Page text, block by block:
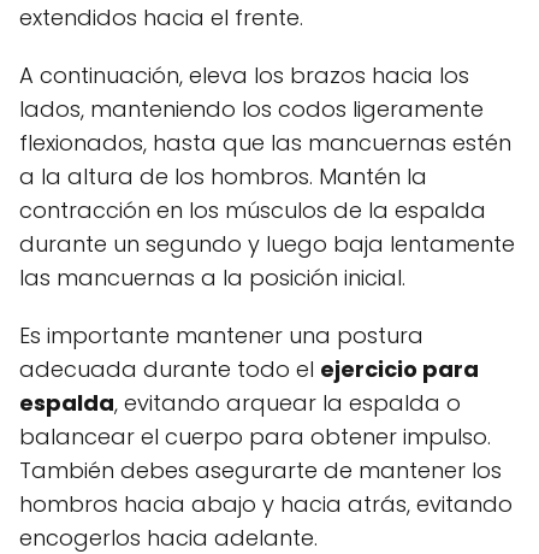
extendidos hacia el frente.
A continuación, eleva los brazos hacia los
lados, manteniendo los codos ligeramente
flexionados, hasta que las mancuernas estén
a la altura de los hombros. Mantén la
contracción en los músculos de la espalda
durante un segundo y luego baja lentamente
las mancuernas a la posición inicial.
Es importante mantener una postura
adecuada durante todo el ejercicio para
espalda, evitando arquear la espalda o
balancear el cuerpo para obtener impulso.
También debes asegurarte de mantener los
hombros hacia abajo y hacia atrás, evitando
encogerlos hacia adelante.